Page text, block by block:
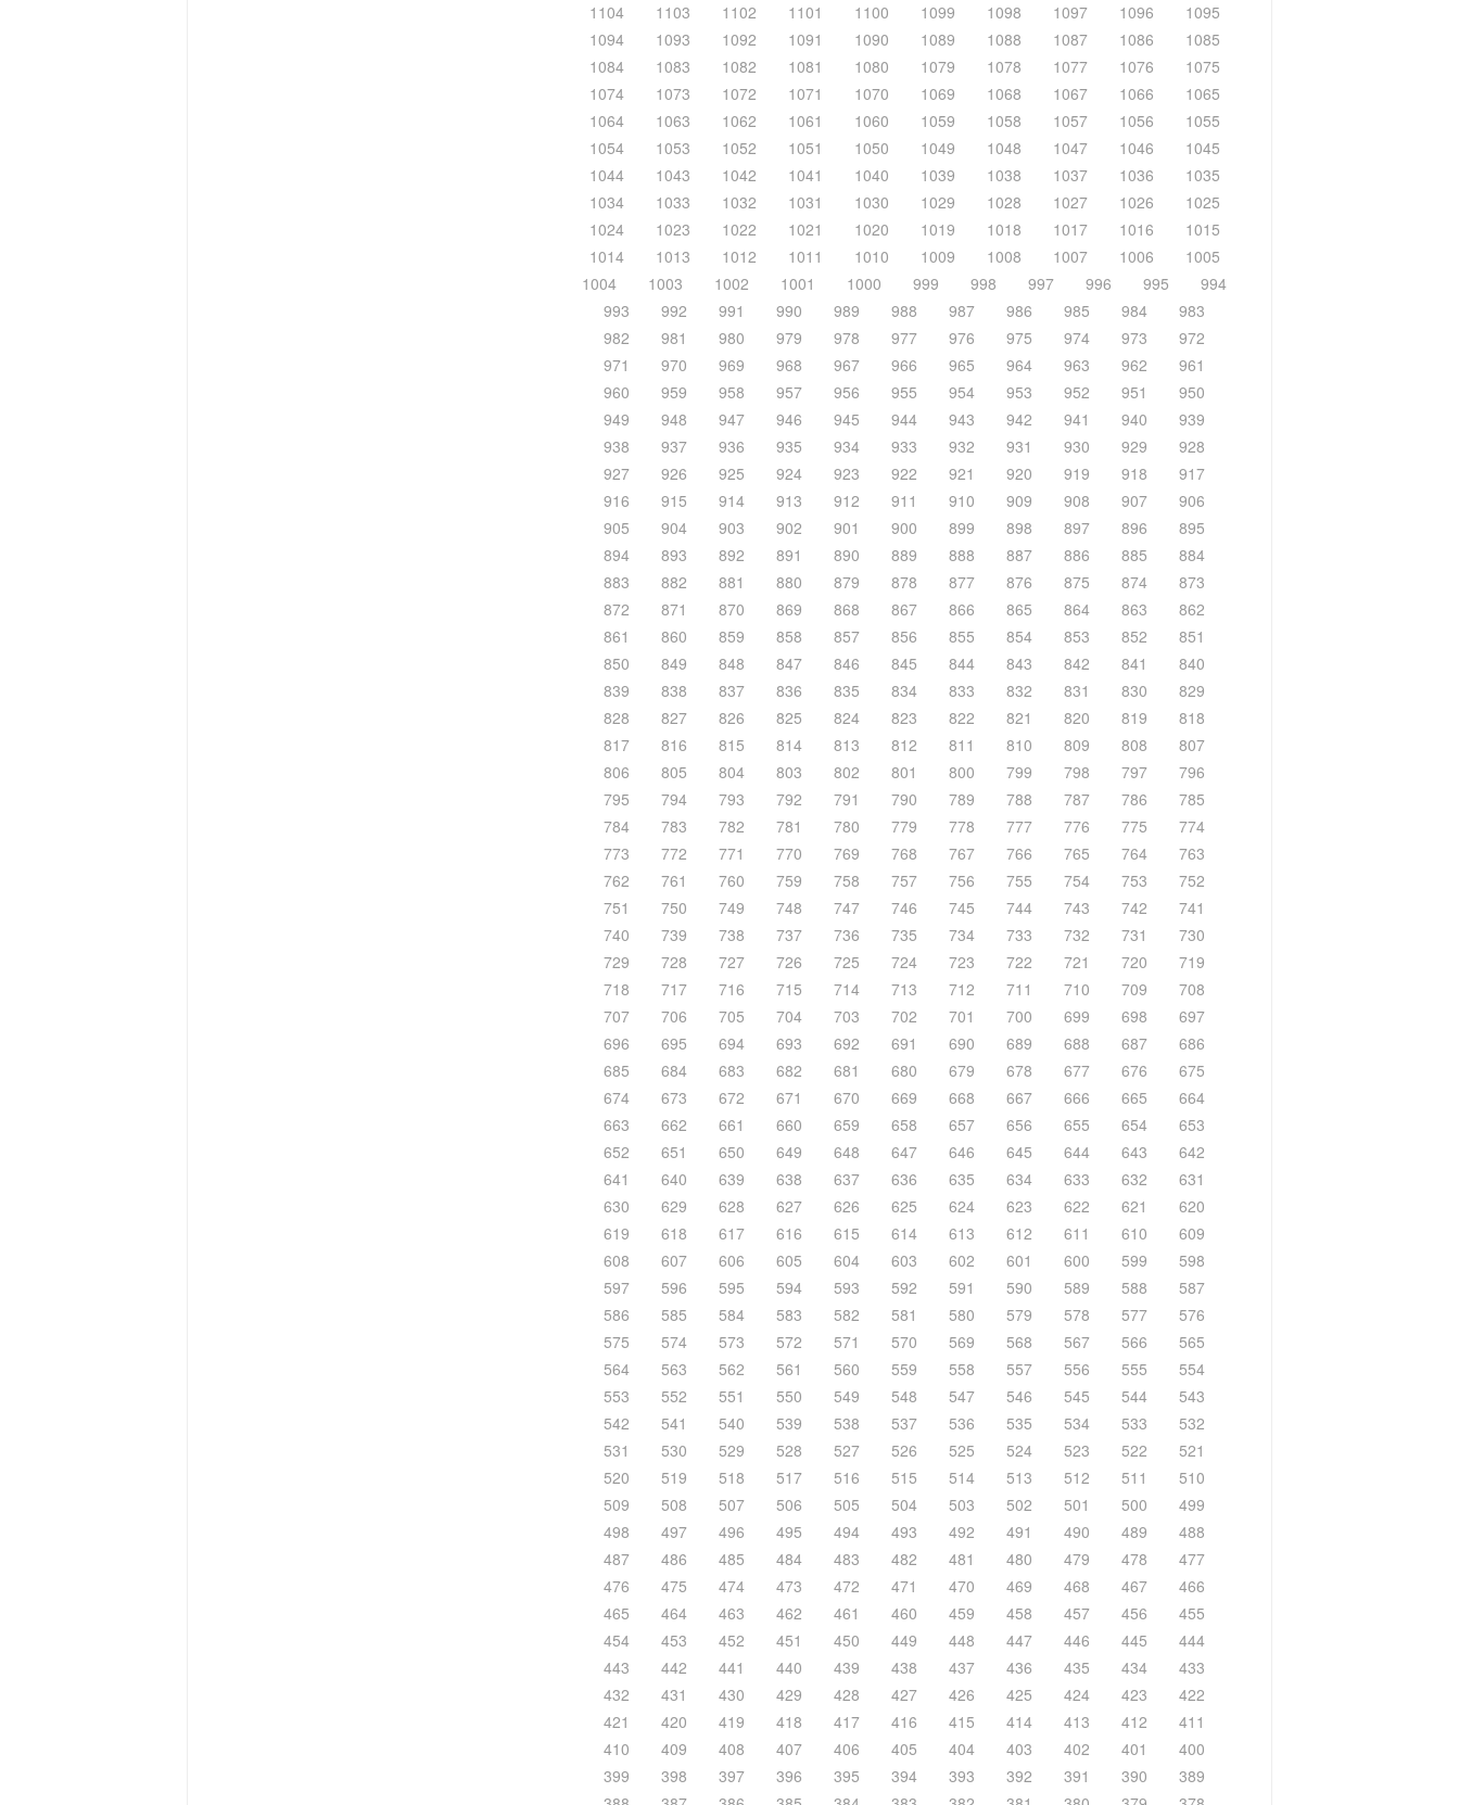
1104
1103 1102 1101 1100 1099 1098 1097 1096
1095
1094
1093 1092 1091 1090 1089 1088 1087 1086
1085
1084
1083 1082 1081 1080 1079 1078 1077 1076
1075
1074
1073 1072 1071 1070 1069 1068 1067 1066
1065
1064
1063 1062 1061 1060 1059 1058 1057 1056
1055
1054
1053 1052 1051 1050 1049 1048 1047 1046
1045
1044
1043 1042 1041 1040 1039 1038 1037 1036
1035
1034
1033 1032 1031 1030 1029 1028 1027 1026
1025
1024
1023 1022 1021 1020 1019 1018 1017 1016
1015
1014
1013 1012 1011 1010 1009 1008 1007 1006
1005
1004
1003 1002 1001 1000 999 998 997 996 995
994
993
992 991 990 989 988 987 986 985 984
983
982
981 980 979 978 977 976 975 974 973
972
971
970 969 968 967 966 965 964 963 962
961
960
959 958 957 956 955 954 953 952 951
950
949
948 947 946 945 944 943 942 941 940
939
938
937 936 935 934 933 932 931 930 929
928
927
926 925 924 923 922 921 920 919 918
917
916
915 914 913 912 911 910 909 908 907
906
905
904 903 902 901 900 899 898 897 896
895
894
893 892 891 890 889 888 887 886 885
884
883
882 881 880 879 878 877 876 875 874
873
872
871 870 869 868 867 866 865 864 863
862
861
860 859 858 857 856 855 854 853 852
851
850
849 848 847 846 845 844 843 842 841
840
839
838 837 836 835 834 833 832 831 830
829
828
827 826 825 824 823 822 821 820 819
818
817
816 815 814 813 812 811 810 809 808
807
806
805 804 803 802 801 800 799 798 797
796
795
794 793 792 791 790 789 788 787 786
785
784
783 782 781 780 779 778 777 776 775
774
773
772 771 770 769 768 767 766 765 764
763
762
761 760 759 758 757 756 755 754 753
752
751
750 749 748 747 746 745 744 743 742
741
740
739 738 737 736 735 734 733 732 731
730
729
728 727 726 725 724 723 722 721 720
719
718
717 716 715 714 713 712 711 710 709
708
707
706 705 704 703 702 701 700 699 698
697
696
695 694 693 692 691 690 689 688 687
686
685
684 683 682 681 680 679 678 677 676
675
674
673 672 671 670 669 668 667 666 665
664
663
662 661 660 659 658 657 656 655 654
653
652
651 650 649 648 647 646 645 644 643
642
641
640 639 638 637 636 635 634 633 632
631
630
629 628 627 626 625 624 623 622 621
620
619
618 617 616 615 614 613 612 611 610
609
608
607 606 605 604 603 602 601 600 599
598
597
596 595 594 593 592 591 590 589 588
587
586
585 584 583 582 581 580 579 578 577
576
575
574 573 572 571 570 569 568 567 566
565
564
563 562 561 560 559 558 557 556 555
554
553
552 551 550 549 548 547 546 545 544
543
542
541 540 539 538 537 536 535 534 533
532
531
530 529 528 527 526 525 524 523 522
521
520
519 518 517 516 515 514 513 512 511
510
509
508 507 506 505 504 503 502 501 500
499
498
497 496 495 494 493 492 491 490 489
488
487
486 485 484 483 482 481 480 479 478
477
476
475 474 473 472 471 470 469 468 467
466
465
464 463 462 461 460 459 458 457 456
455
454
453 452 451 450 449 448 447 446 445
444
443
442 441 440 439 438 437 436 435 434
433
432
431 430 429 428 427 426 425 424 423
422
421
420 419 418 417 416 415 414 413 412
411
410
409 408 407 406 405 404 403 402 401
400
399
398 397 396 395 394 393 392 391 390
389